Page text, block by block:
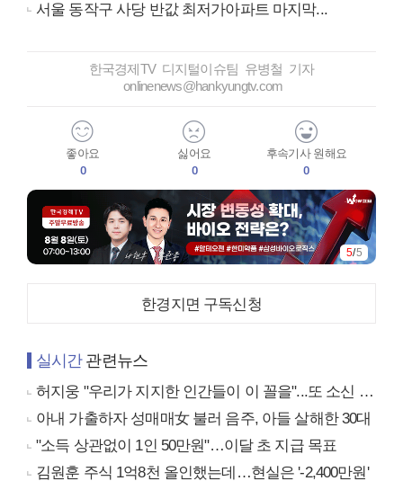
서울 동작구 사당 반값 최저가아파트 마지막...
한국경제TV 디지털이슈팀 유병철 기자
onlinenews@hankyungtv.com
좋아요
0
싫어요
0
후속기사 원해요
0
5/5
한경지면 구독신청
실시간관련뉴스
허지웅 "우리가 지지한 인간들이 이 꼴을"...또 소신 발언
아내 가출하자 성매매女 불러 음주, 아들 살해한 30대
"소득 상관없이 1인 50만원"…이달 초 지급 목표
김원훈 주식 1억8천 올인했는데…현실은 '-2,400만원'